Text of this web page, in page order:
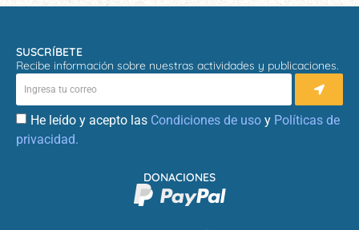
SUSCRÍBETE
Recibe información sobre nuestras actividades y publicaciones.
He leído y acepto las Condiciones de uso y Políticas de
privacidad.
DONACIONES